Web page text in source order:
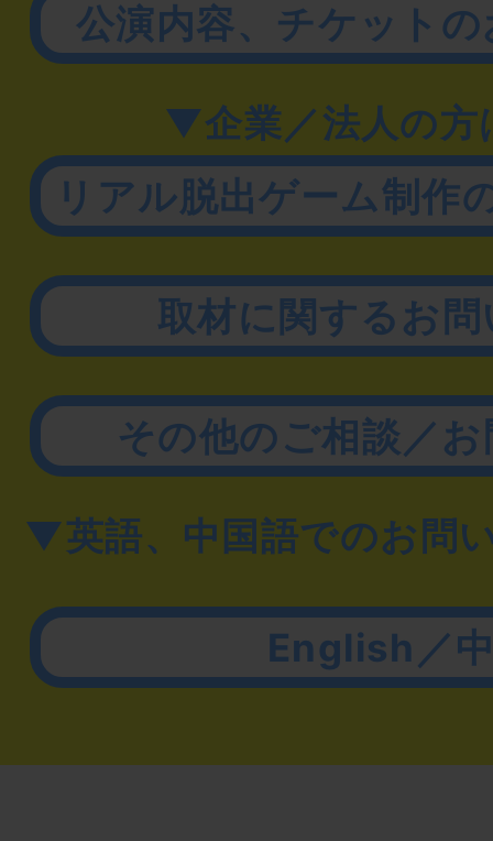
公演内容、チケット
▼企業／法人の方
リアル脱出ゲーム制作
取材に関するお
その他のご相談／
▼英語、中国語でのお問
English／